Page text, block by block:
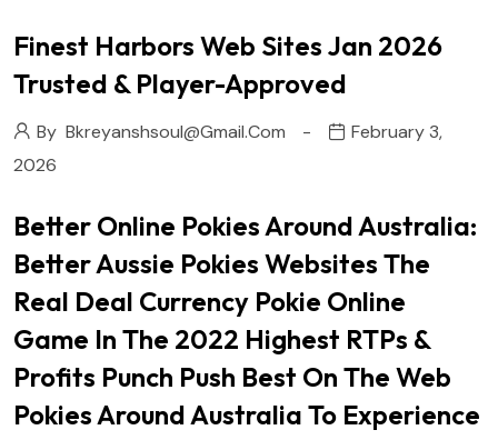
Finest Harbors Web Sites Jan 2026
Trusted & Player-Approved
By Bkreyanshsoul@gmail.com
February 3,
2026
Better Online Pokies Around Australia:
Better Aussie Pokies Websites The
Real Deal Currency Pokie Online
Game In The 2022 Highest RTPs &
Profits Punch Push Best On The Web
Pokies Around Australia To Experience